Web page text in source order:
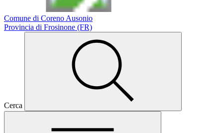
Comune di Coreno Ausonio
Provincia di Frosinone (FR)
Cerca